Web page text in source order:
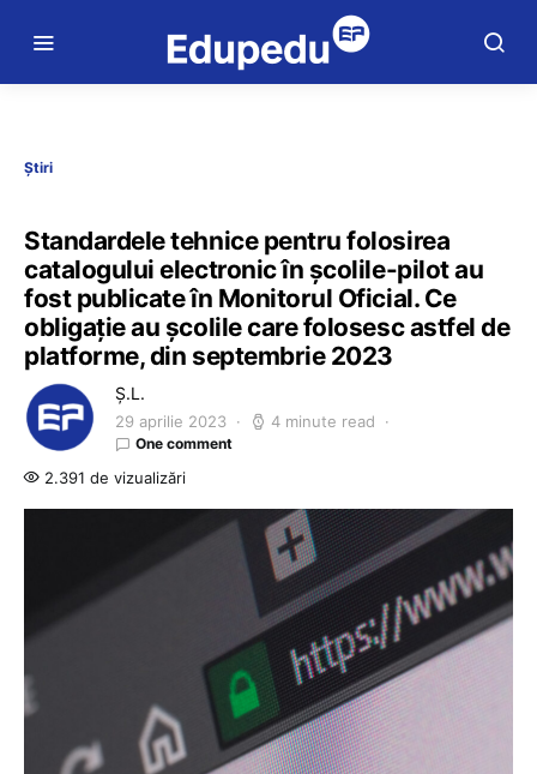
Știri
Standardele tehnice pentru folosirea
catalogului electronic în școlile-pilot au
fost publicate în Monitorul Oficial. Ce
obligație au școlile care folosesc astfel de
platforme, din septembrie 2023
Ș.L.
29 aprilie 2023 4 minute read
One comment
2.391 de vizualizări